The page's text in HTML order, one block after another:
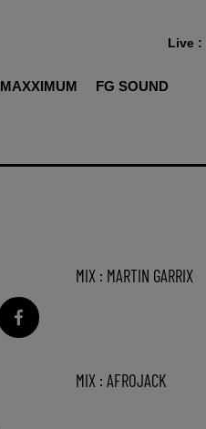
MAXXIMUM FG SOUND
Live :
MIX : MARTIN GARRIX
MIX : AFROJACK